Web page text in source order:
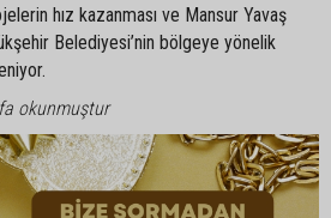
hız kazanması ve Mansur Yavaş
Belediyesi’nin bölgeye yönelik
okunmuştur